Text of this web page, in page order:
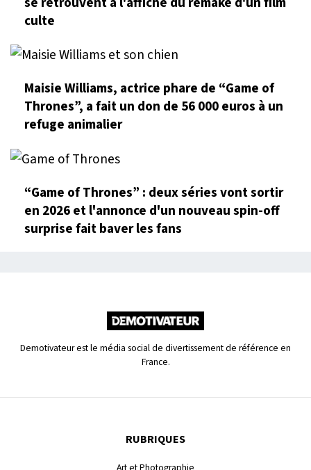
culte
Maisie Williams, actrice phare de “Game of
Thrones”, a fait un don de 56 000 euros à un
refuge animalier
“Game of Thrones” : deux séries vont sortir
en 2026 et l'annonce d'un nouveau spin-off
surprise fait baver les fans
Demotivateur est le média social de divertissement de référence en
France.
RUBRIQUES